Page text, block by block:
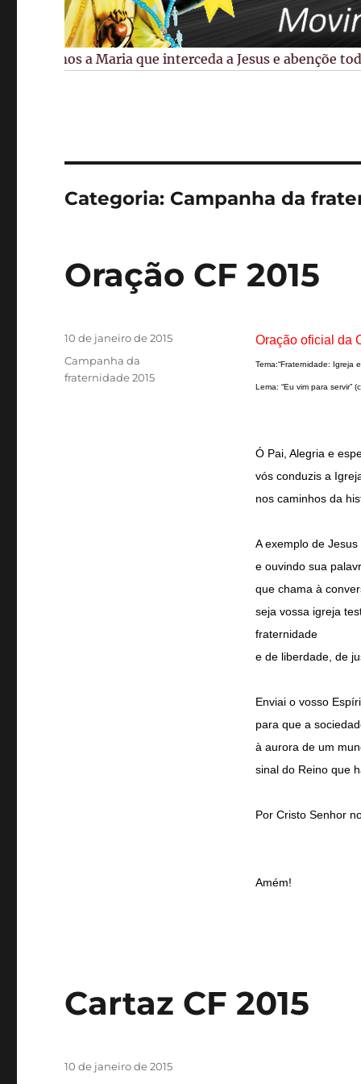
Pedimos a Maria que interceda a Jesus e abençõe
Categoria: Campanha da
Oração CF 2015
Oração oficial da
Tema:“Fraternidade: Igreja
Lema: “Eu vim para servir”
Ó Pai, Alegria e
vós conduzis a
nos caminhos da
A exemplo de Jesus
e ouvindo sua
que chama à
seja vossa igreja
fraternidade
e de liberdade, de
Enviai o vosso
para que a
à aurora de um
sinal do Reino que
Por Cristo Senhor
Amém!
Publicado
10 de janeiro de 2015
Categorias
Campanha da
fraternidade 2015
Cartaz CF 2015
Publicado
10 de janeiro de 2015